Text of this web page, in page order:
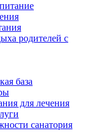
родителей с
база
для лечения
санатория